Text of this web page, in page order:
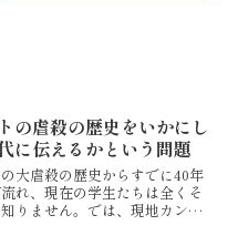
の虐殺の歴史をいかにし
に伝えるかという問題
大虐殺の歴史からすでに40年
れ、現在の学生たちは全くそ
りません。では、現地カンボ